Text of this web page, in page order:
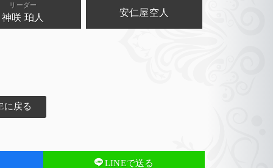
リーダー
神咲 珀人
安仁屋空人
に戻る
LINEで送る